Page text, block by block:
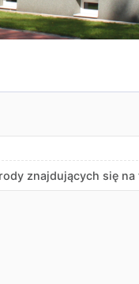
znajdujących się na